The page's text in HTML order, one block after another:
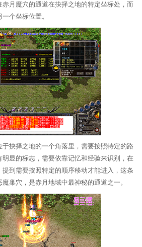
月魔穴的通道在抉择之地的特定坐标处，而
个坐标位置。
抉择之地的一个角落里，需要按照特定的路
显的标志，需要依靠记忆和经验来识别，在
到需要按照特定的顺序移动才能进入，这条
巢穴，是赤月地域中最神秘的通道之一。